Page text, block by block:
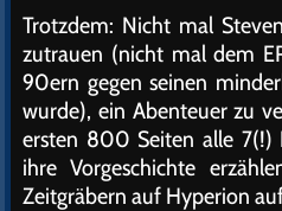
Trotzdem: Nicht mal
zutrauen (nicht mal dem
90ern gegen seinen
wurde), ein Abenteuer zu
ersten 800 Seiten alle 7(!)
ihre Vorgeschichte
Zeitgräbern auf Hyperion